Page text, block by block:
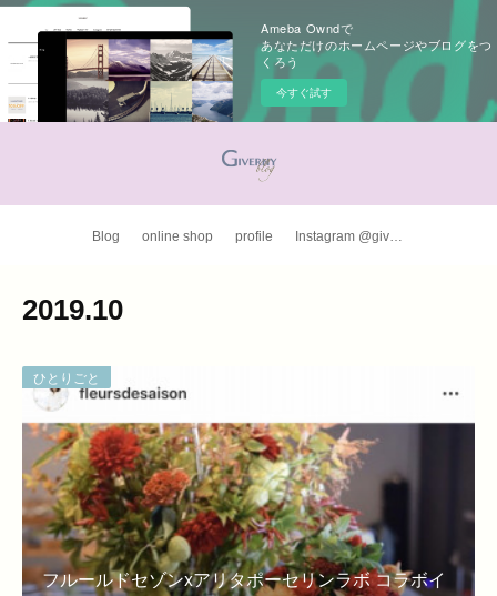
Ameba Owndで
あなただけのホームページやブログをつ
くろう
今すぐ試す
Blog online shop profile Instagram @giverny_apron
2019.10
ひとりごと
フルールドセゾンxアリタポーセリンラボ コラボイ